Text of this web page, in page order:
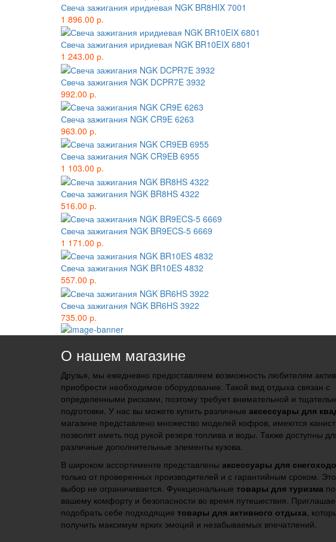
Свеча зажигания иридиевая NGK BR8HIX 7001
1 896.00 р.
Свеча зажигания иридиевая NGK BR10EIX 6801
1 243.00 р.
Свеча зажигания NGK DCPR7E 3932
992.00 р.
Свеча зажигания NGK CR9E 6263
963.00 р.
Свеча зажигания NGK CR9EB 6955
1 103.00 р.
Свеча зажигания NGK BR8HS 4322
516.00 р.
Свеча зажигания NGK BR9ECS-5 6669
1 171.00 р.
Свеча зажигания NGK BR10ES 4832
557.00 р.
Свеча зажигания NGK BR6HS 3922
735.00 р.
О нашем магазине
Друзья, мы ежедневно предоставляем возможность любителям
приобрести необходимое оборудование. Такой вид отдыха связан с
определенными рисками, поэтому требует внимательной и
подготовки. У нас вы можете купить различные аксессуары для
магазине представлено множество моделей кофров, имеются
позволят иметь под рукой резерв топлива и воды. Также доступны
различные дополнительные элементы кузова.
В широком ассортименте представлены аксессуары для
только от проверенных производителей и с гарантийным сроком.
выбор не ограничивается. Функциональные товары для туризма
вашему комфорту и безопасности во время путешествия.
подобрать себе подходящие товары для активного отдыха ,
получить максимум ярких эмоций и незабываемых впечатлений.